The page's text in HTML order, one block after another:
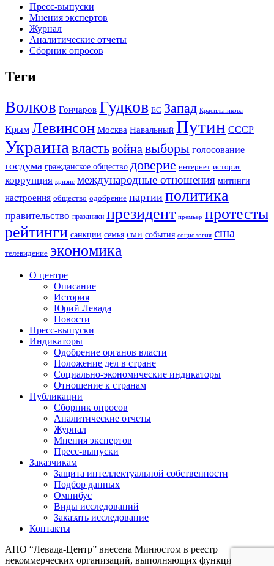
Пресс-выпуски
Мнения экспертов
Журнал
Аналитические отчеты
Сборник опросов
Теги
Волков Гончаров Гудков ЕС Запад Красильникова
Крым Левинсон Москва Навальный Путин СССР
Украина властьвойна выборы голосование
госдума гражданское общество доверие интернет история
коррупция кризис международные отношения митинги
настроения общество одобрение партии политика
правительство праздники президент премьер протесты
рейтинги санкции семья сми события социология сша
телевидение экономика
О центре
Описание
История
Юрий Левада
Новости
Пресс-выпуски
Индикаторы
Одобрение органов власти
Положение дел в стране
Социально-экономические индикаторы
Отношение к странам
Публикации
Сборник опросов
Аналитические отчеты
Журнал
Мнения экспертов
Пресс-выпуски
Заказчикам
Защита интеллектуальной собственности
Подбор данных
Омнибус
Виды исследований
Заказать исследование
Контакты
АНО “Левада-Центр” внесена Минюстом в реестр
некоммерческих организаций, выполняющих функции